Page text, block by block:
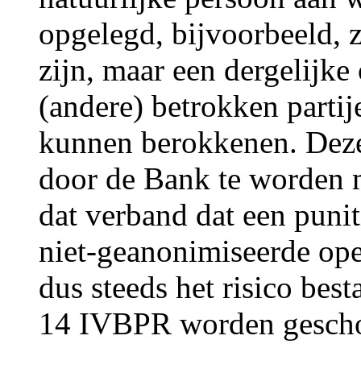
opgelegd, bijvoorbeeld,
zijn, maar een
(andere) betrokken
kunnen berokkenen.
door de Bank te worden
dat verband dat een
niet-geanonimiseerde
dus steeds het risico
14 IVBPR worden